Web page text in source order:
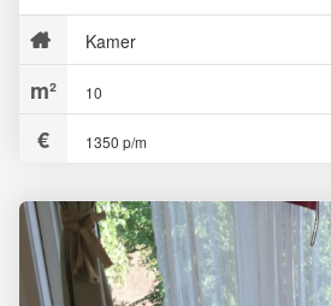
Kamer
10
1350 p/m